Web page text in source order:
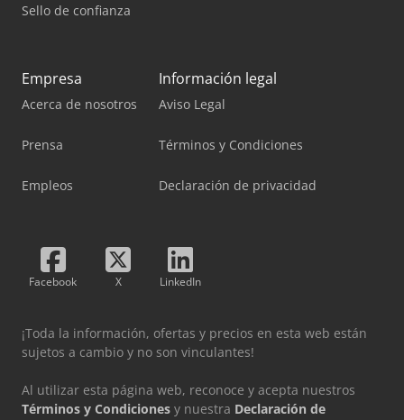
Sello de confianza
Empresa
Acerca de nosotros
Prensa
Empleos
Información legal
Aviso Legal
Términos y Condiciones
Declaración de privacidad
Facebook X LinkedIn
¡Toda la información, ofertas y precios en esta web están
sujetos a cambio y no son vinculantes!
Al utilizar esta página web, reconoce y acepta nuestros
Términos y Condiciones y nuestra Declaración de